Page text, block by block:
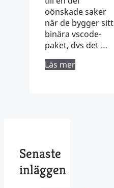
oönskade saker
när de bygger sitt
binära vscode-
paket, dvs det …
Läs mer
Senaste
inläggen